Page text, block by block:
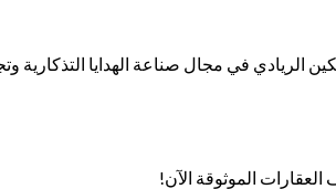
الريادي في مجال صناعة الهدايا التذكارية
الموثوقة الآن!